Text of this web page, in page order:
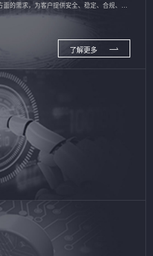
的需求，为客户提供安全、稳定、合规、持
了解更多